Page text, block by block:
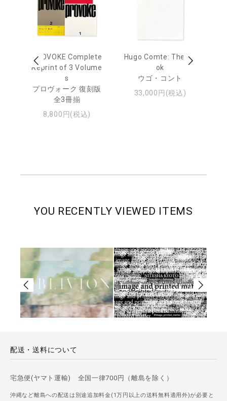
PROVOKE Complete
Reprint of 3 Volume
s
プロヴォーク 復刻版
全3冊揃
8,800円(税込)
Hugo Comte: The Bo
ok
ウゴ・コント
33,000円(税込)
YOU RECENTLY VIEWED ITEMS
配送・送料について
宅急便(ヤマト運輸) 全国一律700円（離島を除く）
沖縄など離島への配送は別途追加料金(1万円以上の送料無料適用外)が必要と